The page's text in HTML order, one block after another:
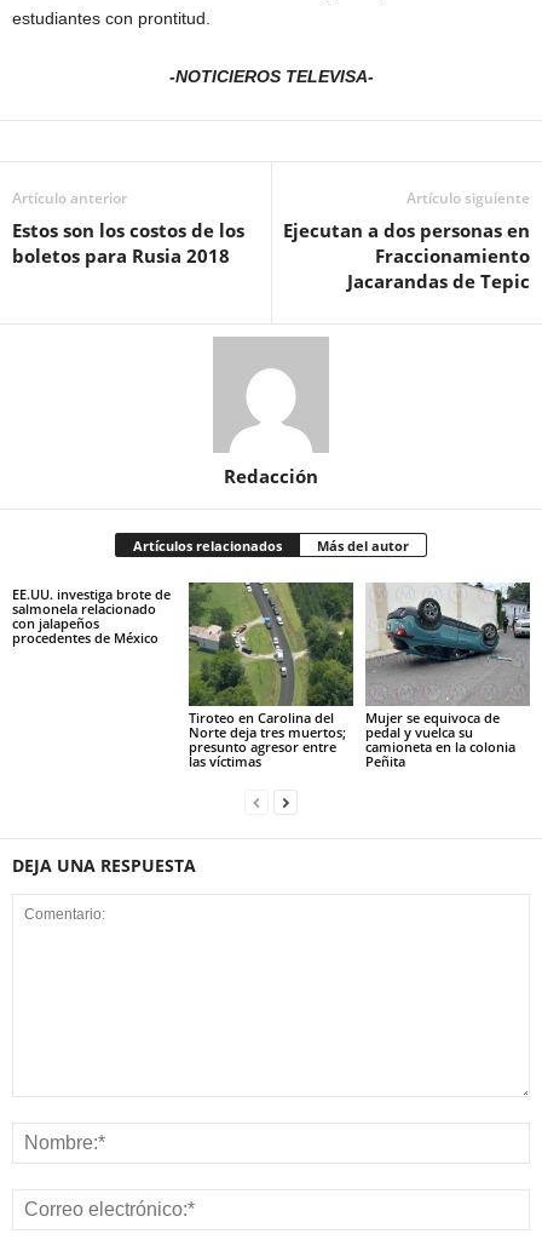
estudiantes con prontitud.
-NOTICIEROS TELEVISA-
Artículo anterior
Estos son los costos de los
boletos para Rusia 2018
Artículo siguiente
Ejecutan a dos personas en
Fraccionamiento
Jacarandas de Tepic
Redacción
Artículos relacionados Más del autor
EE.UU. investiga brote de
salmonela relacionado
con jalapeños
procedentes de México
Tiroteo en Carolina del
Norte deja tres muertos;
presunto agresor entre
las víctimas
Mujer se equivoca de
pedal y vuelca su
camioneta en la colonia
Peñita
DEJA UNA RESPUESTA